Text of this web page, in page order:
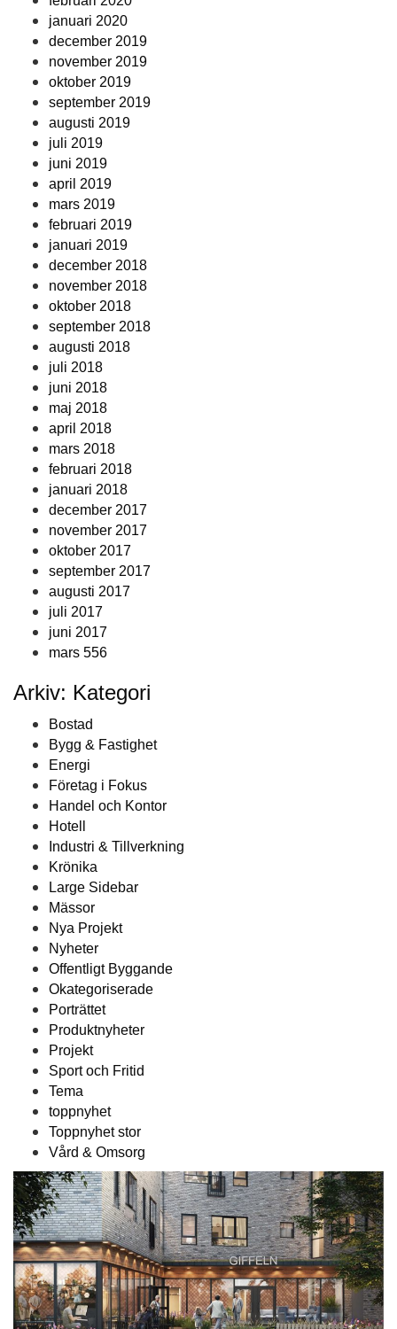
januari 2020
december 2019
november 2019
oktober 2019
september 2019
augusti 2019
juli 2019
juni 2019
april 2019
mars 2019
februari 2019
januari 2019
december 2018
november 2018
oktober 2018
september 2018
augusti 2018
juli 2018
juni 2018
maj 2018
april 2018
mars 2018
februari 2018
januari 2018
december 2017
november 2017
oktober 2017
september 2017
augusti 2017
juli 2017
juni 2017
mars 556
Arkiv: Kategori
Bostad
Bygg & Fastighet
Energi
Företag i Fokus
Handel och Kontor
Hotell
Industri & Tillverkning
Krönika
Large Sidebar
Mässor
Nya Projekt
Nyheter
Offentligt Byggande
Okategoriserade
Porträttet
Produktnyheter
Projekt
Sport och Fritid
Tema
toppnyhet
Toppnyhet stor
Vård & Omsorg